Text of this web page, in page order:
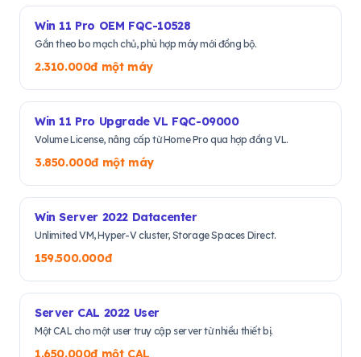
Win 11 Pro OEM FQC-10528
Gắn theo bo mạch chủ, phù hợp máy mới đồng bộ.
2.310.000đ một máy
Win 11 Pro Upgrade VL FQC-09000
Volume License, nâng cấp từ Home Pro qua hợp đồng VL.
3.850.000đ một máy
Win Server 2022 Datacenter
Unlimited VM, Hyper-V cluster, Storage Spaces Direct.
159.500.000đ
Server CAL 2022 User
Một CAL cho một user truy cập server từ nhiều thiết bị.
1.650.000đ một CAL